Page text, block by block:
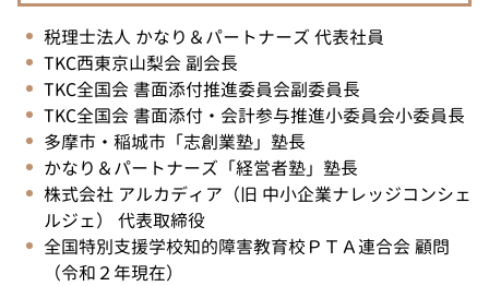
税理士法人 かなり＆パートナーズ 代表社員
TKC西東京山梨会 副会長
TKC全国会 書面添付推進委員会副委員長
TKC全国会 書面添付・会計参与推進小委員会小委員長
多摩市・稲城市「志創業塾」塾長
かなり＆パートナーズ「経営者塾」塾長
株式会社 アルカディア（旧 中小企業ナレッジコンシェ
ルジェ） 代表取締役
全国特別支援学校知的障害教育校ＰＴＡ連合会 顧問
（令和２年現在）